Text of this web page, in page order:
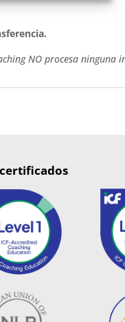
NO procesa ninguna